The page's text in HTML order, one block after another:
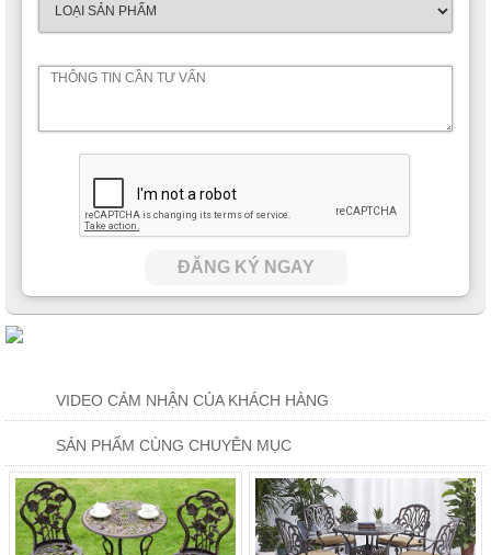
giúp người dùng tạo được tư thế ngồi vững chắc nhất, thoải mái
nhưng lại đầy tính thẩm mỹ với điểm nhấn nổi bật là phần tựa
ĐĂNG KÝ NGAY
VIDEO CẢM NHẬN CỦA KHÁCH HÀNG
SẢN PHẨM CÙNG CHUYÊN MỤC